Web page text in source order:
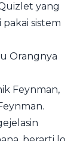
yang
sistem
Orangnya
Feynman,